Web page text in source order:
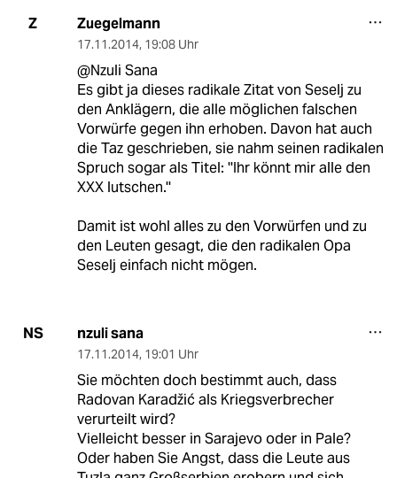
Z Zuegelmann
17.11.2014, 19:08 Uhr
@Nzuli Sana
Es gibt ja dieses radikale Zitat von Seselj zu
den Anklägern, die alle möglichen falschen
Vorwürfe gegen ihn erhoben. Davon hat auch
die Taz geschrieben, sie nahm seinen radikalen
Spruch sogar als Titel: ''Ihr könnt mir alle den
XXX lutschen.''
Damit ist wohl alles zu den Vorwürfen und zu
den Leuten gesagt, die den radikalen Opa
Seselj einfach nicht mögen.
NS nzuli sana
17.11.2014, 19:01 Uhr
Sie möchten doch bestimmt auch, dass
Radovan Karadžić als Kriegsverbrecher
verurteilt wird?
Vielleicht besser in Sarajevo oder in Pale?
Oder haben Sie Angst, dass die Leute aus